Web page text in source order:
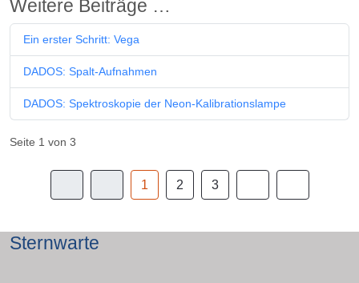
Weitere Beiträge …
Ein erster Schritt: Vega
DADOS: Spalt-Aufnahmen
DADOS: Spektroskopie der Neon-Kalibrationslampe
Seite 1 von 3
1 2 3
Sternwarte